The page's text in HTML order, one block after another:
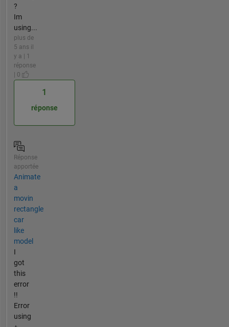
?
Im
using...
plus de
5 ans il
y a | 1
réponse
| 0
1
réponse
Réponse
apportée
Animate
a
movin
rectangle
car
like
model
I
got
this
error
!!
Error
using